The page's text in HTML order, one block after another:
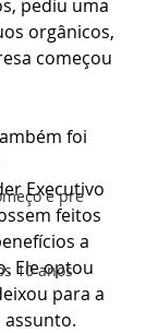
e pre
10 anos
pediu uma
orgânicos,
começou
foi
Executivo
feitos
a
Ele optou
para a